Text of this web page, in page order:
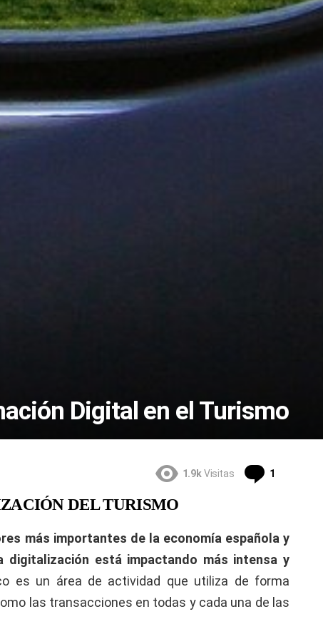
Digital en el Turismo
1.9k Visitas 1
DEL TURISMO
más importantes de la economía española y
digitalización está impactando más intensa y
es un área de actividad que utiliza de forma
las transacciones en todas y cada una de las